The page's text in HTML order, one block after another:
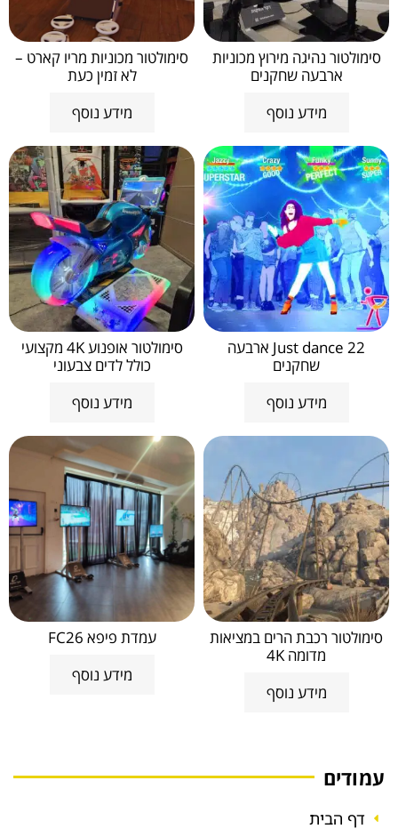
סימולטור נהיגה מירוץ מכוניות
ארבעה שחקנים
מידע נוסף
סימולטור מכוניות מריו קארט –
לא זמין כעת
מידע נוסף
Just dance 22 ארבעה
שחקנים
מידע נוסף
סימולטור אופנוע 4K מקצועי
כולל לדים צבעוני
מידע נוסף
סימולטור רכבת הרים במציאות
מדומה 4K
מידע נוסף
עמדת פיפא FC26
מידע נוסף
עמודים
דף הבית